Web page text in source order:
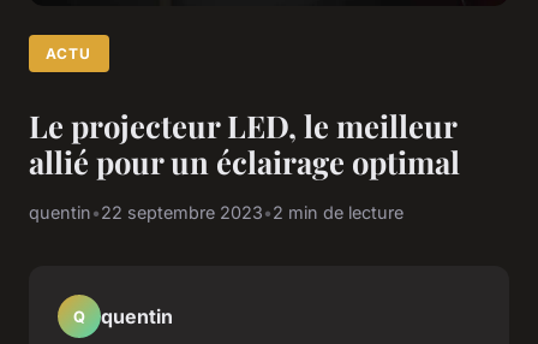
ACTU
Le projecteur LED, le meilleur
allié pour un éclairage optimal
quentin•22 septembre 2023•2 min de lecture
Q quentin